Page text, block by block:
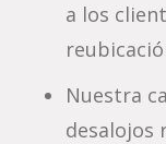
a los
Nuestra
desalojos